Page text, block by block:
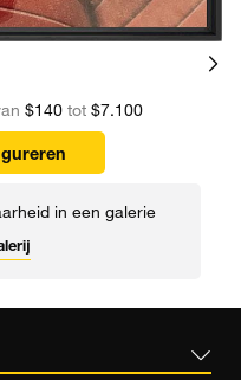
$140 tot $7.100
in een galerie